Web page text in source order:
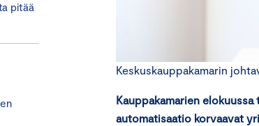
pitää
Keskuskauppakamarin
Kauppakamarien
automatisaatio korvaavat